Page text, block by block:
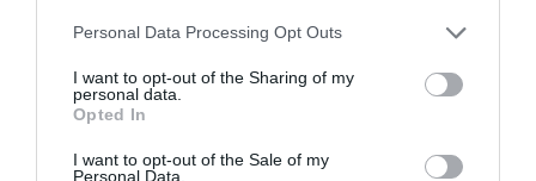
Personal Data Processing Opt Outs
I want to opt-out of the Sharing of my
personal data.
Opted In
I want to opt-out of the Sale of my
Personal Data.